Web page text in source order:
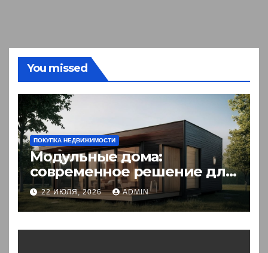
You missed
ПОКУПКА НЕДВИЖИМОСТИ
Модульные дома:
современное решение для
комфортного житья
22 ИЮЛЯ, 2026 ADMIN